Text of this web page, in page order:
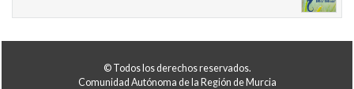
© Todos los derechos reservados.
Comunidad Autónoma de la Región de Murcia